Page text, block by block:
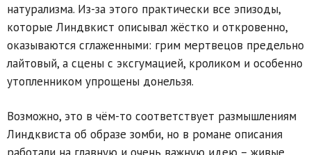
натурализма. Из-за этого практически все эпизоды,
которые Линдвкист описывал жёстко и откровенно,
оказываются сглаженными: грим мертвецов предельно
лайтовый, а сцены с эксгумацией, кроликом и особенно
утопленником упрощены донельзя.
Возможно, это в чём-то соответствует размышлениям
Линдквиста об образе зомби, но в романе описания